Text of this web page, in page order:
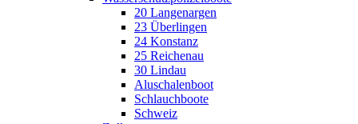
20 Langenargen
23 Überlingen
24 Konstanz
25 Reichenau
30 Lindau
Aluschalenboot
Schlauchboote
Schweiz